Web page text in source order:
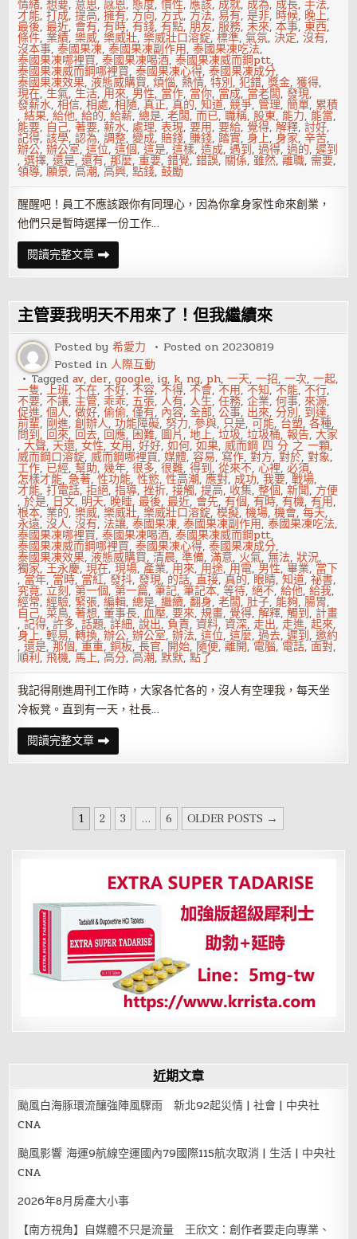
情緒,想要, 意思,感恩, 態度,慣性,應該, 成就, 成為, 成長,手法,
才能,打成,提高,擁有, 方向, 方式, 方法,易有,是非, 時候, 晚上,
最後,最近, 會有,有時,有錢,有點,朋友,服務,未來,本事,東西,
條件, 業績,樂威,樂威壯,樂威壯口溶錠,標準,氣氛,決定,沒有,
沒本事,泰國果凍,泰國果凍副作用,泰國果凍吃法,
泰國果凍哪裡買,泰國果凍喝酒,泰國果凍威而鋼ptt,
泰國果凍威而鋼哪裡買,泰國果凍心得,泰國果凍成分,
泰國果凍效果,液態威購買,煩惱,熱情,特別,犯錯,獎金,獲得,
現在,生氣,生活, 用來, 男性, 當作, 當你, 當成, 當老闆,發現,
發薪水,相信,相處,相隨,真正,真的,知道,競爭,管理,簡單, 累積
,結果,給他,給的,給薪,總是,老闆,而已,職稱,股東, 能力, 能當,
能要, 自己,著要,薪水,處理,表現,要用,要給, 覺得,解釋,討好,
記得,該學,認為,調整,變成,賠錢, 賺錢,踏實,身上,身家,辛苦,
辦公,辦公室,這位,這個,這是,這樣,造成,遇到,過得,過的,遲到
,選擇,還是,還有,那麼,重要,錯覺,錯誤, 關係,雖然,離職, 需要,
領導,願景,高潮,高興,點錢,鼓勵
醒醒吧！員工不應該跟你有同理心，因為你拿身家性命來創業，
他們只是暫時選擇一份工作…
閱讀完整文章老
闆
發
水
是
應
該
的
不
是
什
麼
了
不
起
的
恩
情
主管要我明天不用來了！但我繼續來
Posted by希愛力 Posted on20230819
Posted in人際互動
Taggedav,der,google, ig, k, ng, ph,一天,一招,一次,一起,
一隻,上班,不在,不好,不容,不得,不會,不用,不知,不能,不行,
不要,不讓,主管,乖乖,五張,人有,人生,任務,企業,何事,來源,
促進,個人,做好,偷偷,僅有, 內容,全部,公事, 出來,分別, 到達,
前輩, 剛進,創辦人,功能障礙,努力,參與, 只是,可能, 台塑,各種,
問到, 回來, 回去, 回應, 困難, 圖片,地上,垃圾,垃圾桶,報告,大家
,大聲, 天還,女性,女用,好好,如何,如果,威而鋼 四 分 之 一顆,
威而鋼口溶錠,威而鋼哪裡買,媒體,容易,寫作,對方,對於,對象,
工作, 已經,幫助,幾年,很多,很難,得到,從來不,心裡,必須,
怎樣才能,急著,性功能,性慾,性高潮,應對, 成功,我要,戰場,
才能,打電話,拒絕,指導,挫折,接觸,提高, 收集,整個,新聞, 方便
,於是, 日文, 明天, 晚睡,最後,最近, 會先,有個,有時,有機,有用,
根本, 業的,樂威,樂威壯,樂威壯口溶錠,模擬,機場,機會,每天,
永遠,沒人,沒有, 法讓,泰國果凍,泰國果凍副作用,泰國果凍吃法,
泰國果凍哪裡買,泰國果凍喝酒,泰國果凍威而鋼ptt,
泰國果凍威而鋼哪裡買,泰國果凍心得,泰國果凍成分,
泰國果凍效果,液態威購買,清晨,準備,滿意, 火氣,無法,狀況,
獨家,王永慶,現在,現場,產業, 用來, 用途, 用電, 男性,畢業, 當下
, 當年, 當時, 當紅,發抖,發現, 的話,直接,真的, 眼睛,知道,祕書,
究竟,立刻,第一個,第一篇,筆記,筆記本,等待,絕不,給他,給我,
經常,經驗, 緊張,編輯,總是,繼續,翻身,老闆,肚子, 能夠,腸胃,
自己,菜鳥,著想,董事長,血壓,要來,規畫, 覺得,解釋,觸到, 計畫
,記得,許多,話題,詳細,說出, 負責,資料,資深,走出,走進,起來,
身上,輕易,轉換,辦公,辦公室,辦法,這位,這麼,過去,遲到,邀約
,還是,那個,重重,銅板,長官, 開始, 隨便,離開, 電腦, 電話,面對,
順利,飛機, 馬上,高分,高潮, 默默,點了
我記得剛進周刊工作時，大家各忙各的，沒人有空理我，每天坐
冷板凳。直到有一天，社長…
閱讀完整文章主
管
要
不
用
來
但
續
1 2 3 ... 6 OLDER POSTS →
近期文章
颱風白海豚環流釀強陣風驟雨 新北92起災情 | 社會 | 中央社
CNA
颱風影響 海運9航線空運國內79國際115航次取消 | 生活 | 中央社
CNA
2026年8月房產大小事
【南方視角】自媒體不只是流量 王欣文：創作者要走向專業、